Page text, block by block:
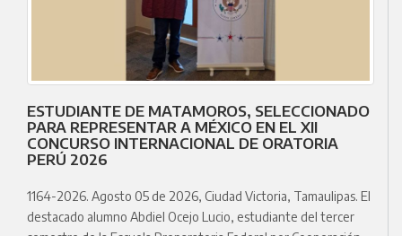
PRESIDE GOBERNADOR REUNIÓN ITACE-CECATI
1163-2026. Agosto 04 de 2026, Ciudad Victoria, Tamaulipas. La
Secretaría de Educación de Tamaulipas, con la presencia de su
titular, Miguel Ángel Valdez García, participó…